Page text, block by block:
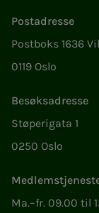
Postadresse
Postboks 1636
0119 Oslo
Besøksadresse
Støperigata 1
0250 Oslo
Ma.–fr. 09.00 til